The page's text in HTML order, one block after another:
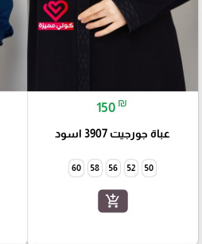
150 ₪
عباة جورجيت 3907 اسود
50
52
56
58
60
add_shopping_cart